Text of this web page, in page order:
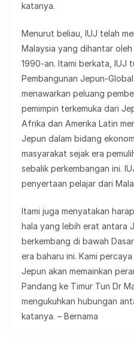
katanya.
Menurut beliau, IUJ telah
Malaysia yang dihantar
1990-an. Itami berkata, IUJ
Pembangunan Jepun-
menawarkan peluang
pemimpin terkemuka dari
Afrika dan Amerika Latin
Jepun dalam bidang
masyarakat sejak era
sebalik perkembangan ini.
penyertaan pelajar dari
Itami juga menyatakan
hala yang lebih erat antara
berkembang di bawah
era baharu ini. Kami
Jepun akan memainkan
Pandang ke Timur Tun Dr
mengukuhkan hubungan
katanya. – Bernama